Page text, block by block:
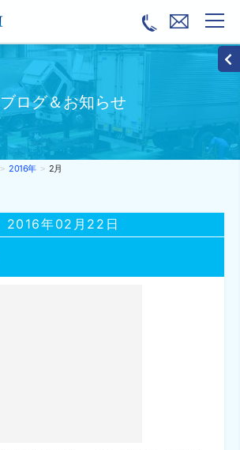
ブログ＆お知らせ
2016年 2月
2016年02月22日